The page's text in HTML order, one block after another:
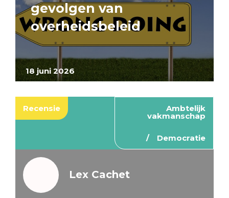
18 juni 2026
gevolgen van
overheidsbeleid
Recensie Ambtelijk
vakmanschap
Democratie
Lex Cachet